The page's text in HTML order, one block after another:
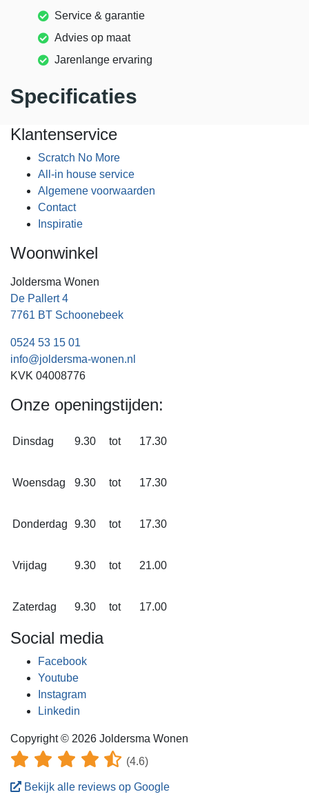
Service & garantie
Advies op maat
Jarenlange ervaring
Specificaties
Klantenservice
Scratch No More
All-in house service
Algemene voorwaarden
Contact
Inspiratie
Woonwinkel
Joldersma Wonen
De Pallert 4
7761 BT Schoonebeek
0524 53 15 01
info@joldersma-wonen.nl
KVK 04008776
Onze openingstijden:
Dinsdag 9.30 tot 17.30
Woensdag 9.30 tot 17.30
Donderdag 9.30 tot 17.30
Vrijdag 9.30 tot 21.00
Zaterdag 9.30 tot 17.00
Social media
Facebook
Youtube
Instagram
Linkedin
Copyright © 2026 Joldersma Wonen
(4.6)
Bekijk alle reviews op Google